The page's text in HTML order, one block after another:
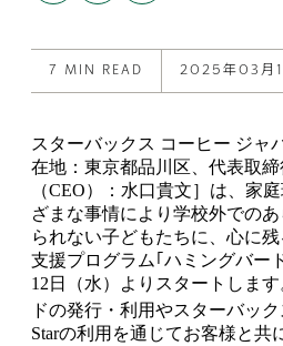
post
X
post
Facebook
7 MIN READ 2025年03月
スターバックス コーヒー ジャ
在地：東京都品川区、代表取
（CEO）：水口貴文］は、家
ざまな事情により学校外での
られない子どもたちに、心に
支援プログラム｢ハミングバー
12日（水）よりスタートしま
ドの発行・利用やスターバック
Starの利用を通じてお客様と共